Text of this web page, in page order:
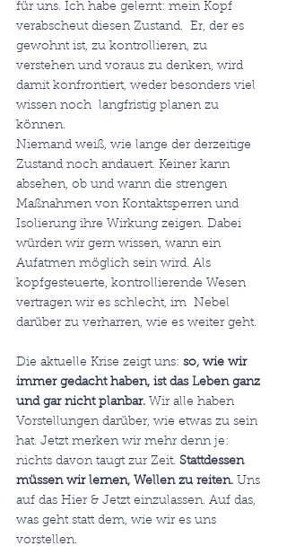
für uns. Ich habe gelernt: mein Kopf
verabscheut diesen Zustand.  Er, der es
gewohnt ist, zu kontrollieren, zu
verstehen und voraus zu denken, wird
damit konfrontiert, weder besonders viel
wissen noch  langfristig planen zu
können.
Niemand weiß, wie lange der derzeitige
Zustand noch andauert. Keiner kann
absehen, ob und wann die strengen
Maßnahmen von Kontaktsperren und
Isolierung ihre Wirkung zeigen. Dabei
würden wir gern wissen, wann ein
Aufatmen möglich sein wird. Als
kopfgesteuerte, kontrollierende Wesen
vertragen wir es schlecht, im  Nebel
darüber zu verharren, wie es weiter geht.
Die aktuelle Krise zeigt uns: so, wie wir
immer gedacht haben, ist das Leben ganz
und gar nicht planbar. Wir alle haben
Vorstellungen darüber, wie etwas zu sein
hat. Jetzt merken wir mehr denn je:
nichts davon taugt zur Zeit. Stattdessen
müssen wir lernen, Wellen zu reiten. Uns
auf das Hier & Jetzt einzulassen. Auf das,
was geht statt dem, wie wir es uns
vorstellen.